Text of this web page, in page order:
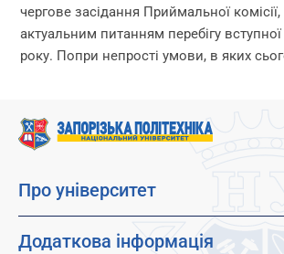
чергове засідання Приймальної
актуальним питанням перебігу вступної
року. Попри непрості умови, в яких
Про університет
Місія, візія та цінності
Додаткова інформація